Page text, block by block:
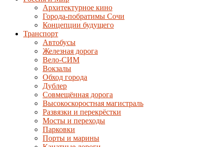
Архитектурное кино
Города-побратимы Сочи
Концепции будущего
Транспорт
Автобусы
Железная дорога
Вело-СИМ
Вокзалы
Обход города
Дублер
Совмещённая дорога
Высокоскоростная магистраль
Развязки и перекрёстки
Мосты и переходы
Парковки
Порты и марины